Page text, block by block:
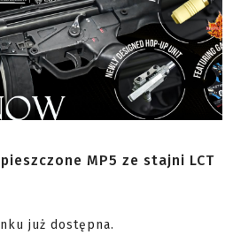
MP5 ze stajni LCT
już dostępna.